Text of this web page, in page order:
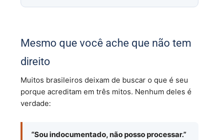
Mesmo que você ache que não tem
direito
Muitos brasileiros deixam de buscar o que é seu
porque acreditam em três mitos. Nenhum deles é
verdade:
“Sou indocumentado, não posso processar.”